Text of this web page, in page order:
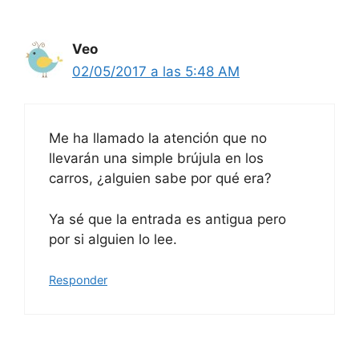
Veo
02/05/2017 a las 5:48 AM
Me ha llamado la atención que no
llevarán una simple brújula en los
carros, ¿alguien sabe por qué era?
Ya sé que la entrada es antigua pero
por si alguien lo lee.
Responder